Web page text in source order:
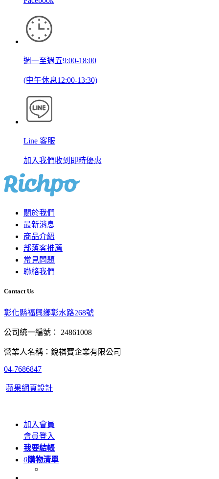
週一至週五9:00-18:00
(中午休息12:00-13:30)
Line 客服
加入我們收到即時優惠
關於我們
最新消息
商品介紹
部落客推薦
常見問題
聯絡我們
Contact Us
彰化縣福興鄉彰水路268號
公司統一編號： 24861008
營業人名稱：銳祺寶企業有限公司
04-7686847
蘋果網頁設計
加入會員
會員登入
我要結帳
0購物清單